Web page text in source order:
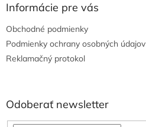
Informácie pre vás
Obchodné podmienky
Podmienky ochrany osobných údajov
Reklamačný protokol
Odoberať newsletter